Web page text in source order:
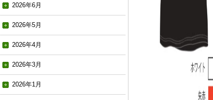
2026年6月
2026年5月
2026年4月
2026年3月
2026年1月